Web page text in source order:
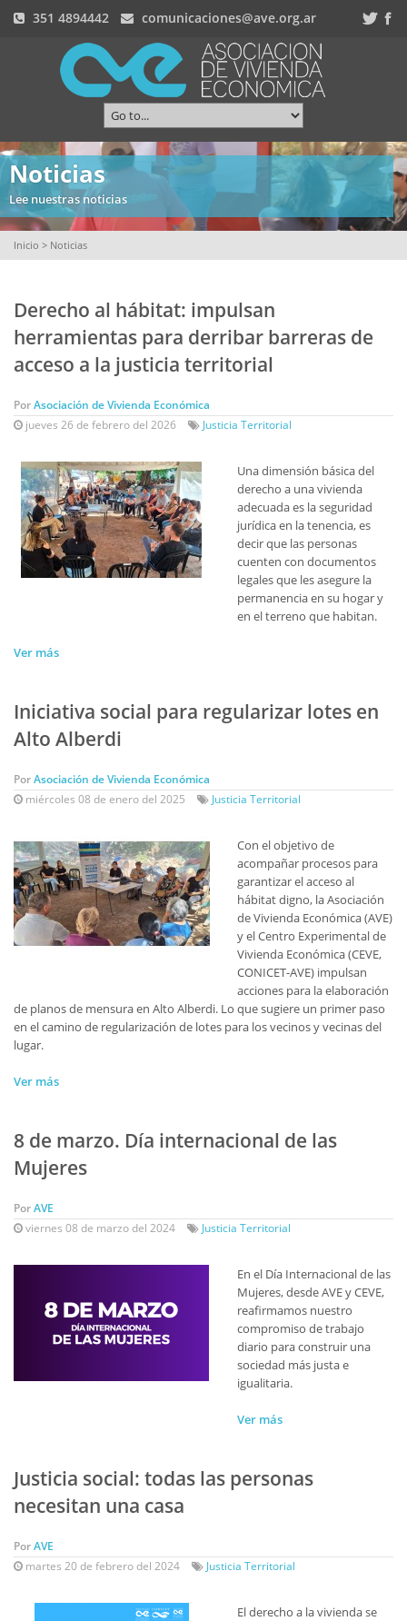
351 4894442 comunicaciones@ave.org.ar
Noticias
Lee nuestras noticias
Inicio > Noticias
Derecho al hábitat: impulsan
herramientas para derribar barreras de
acceso a la justicia territorial
PorAsociación de Vivienda Económica
jueves 26 de febrero del 2026
Justicia Territorial
Una dimensión básica del
derecho a una vivienda
adecuada es la seguridad
jurídica en la tenencia, es
decir que las personas
cuenten con documentos
legales que les asegure la
permanencia en su hogar y
en el terreno que habitan.
Ver más
Iniciativa social para regularizar lotes en
Alto Alberdi
PorAsociación de Vivienda Económica
miércoles 08 de enero del 2025
Justicia Territorial
Con el objetivo de
acompañar procesos para
garantizar el acceso al
hábitat digno, la Asociación
de Vivienda Económica (AVE)
y el Centro Experimental de
Vivienda Económica (CEVE,
CONICET-AVE) impulsan
acciones para la elaboración
de planos de mensura en Alto Alberdi. Lo que sugiere un primer paso
en el camino de regularización de lotes para los vecinos y vecinas del
lugar.
Ver más
8 de marzo. Día internacional de las
Mujeres
PorAVE
viernes 08 de marzo del 2024
Justicia Territorial
En el Día Internacional de las
Mujeres, desde AVE y CEVE,
reafirmamos nuestro
compromiso de trabajo
diario para construir una
sociedad más justa e
igualitaria.
Ver más
Justicia social: todas las personas
necesitan una casa
PorAVE
martes 20 de febrero del 2024
Justicia Territorial
El derecho a la vivienda se